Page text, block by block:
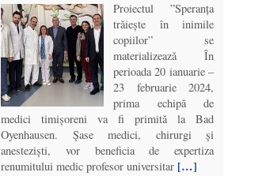
Proiectul ”Speranța
trăiește în inimile
copiilor” se
materializează În
perioada 20 ianuarie –
23 februarie 2024,
prima echipă de
medici timișoreni va fi primită la Bad
Oyenhausen. Șase medici, chirurgi și
anesteziști, vor beneficia de expertiza
renumitului medic profesor universitar […]